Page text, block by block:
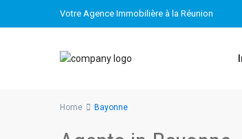
Votre Agence Immobilière à la Réunion
Home Bayonne